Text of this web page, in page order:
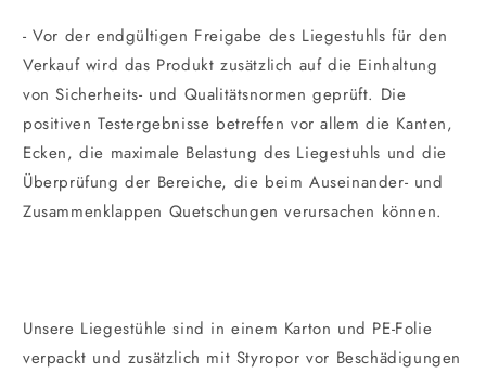
- Vor der endgültigen Freigabe des Liegestuhls für den
Verkauf wird das Produkt zusätzlich auf die Einhaltung
von Sicherheits- und Qualitätsnormen geprüft. Die
positiven Testergebnisse betreffen vor allem die Kanten,
Ecken, die maximale Belastung des Liegestuhls und die
Überprüfung der Bereiche, die beim Auseinander- und
Zusammenklappen Quetschungen verursachen können.
Unsere Liegestühle sind in einem Karton und PE-Folie
verpackt und zusätzlich mit Styropor vor Beschädigungen